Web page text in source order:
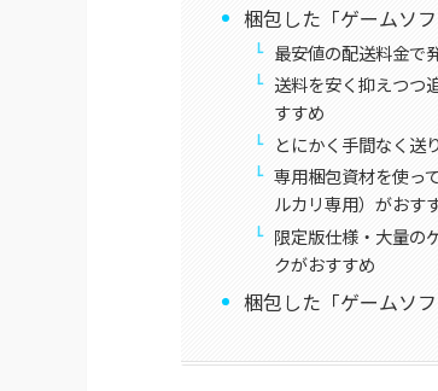
梱包した「ゲームソ
最安値の配送料金で
送料を安く抑えつつ
すすめ
とにかく手間なく送
専用梱包資材を使っ
ルカリ専用）がおす
限定版仕様・大量の
クがおすすめ
梱包した「ゲームソ